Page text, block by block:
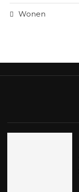
Wonen